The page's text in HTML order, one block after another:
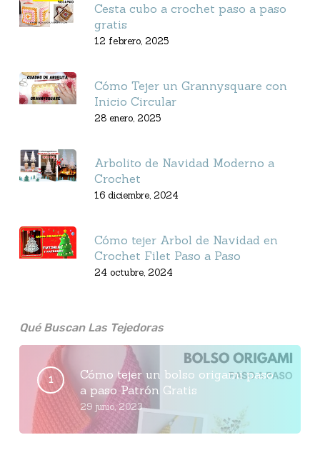
Cesta cubo a crochet paso a paso
gratis
12 febrero, 2025
Cómo Tejer un Grannysquare con
Inicio Circular
28 enero, 2025
Arbolito de Navidad Moderno a
Crochet
16 diciembre, 2024
Cómo tejer Arbol de Navidad en
Crochet Filet Paso a Paso
24 octubre, 2024
Qué Buscan Las Tejedoras
Cómo tejer un bolso origami paso
a paso Patrón Gratis
29 junio, 2023